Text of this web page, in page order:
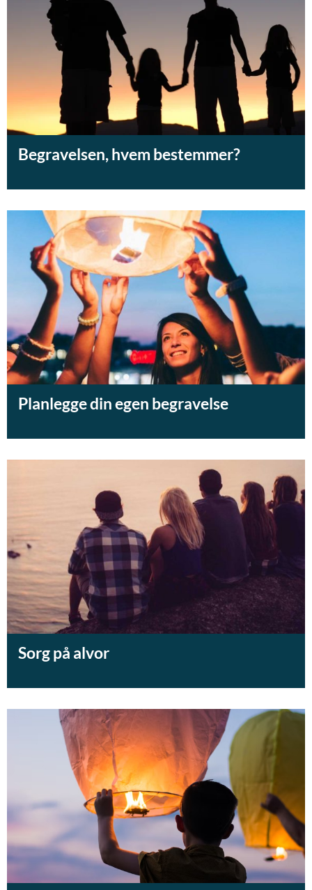
Begravelsen, hvem bestemmer?
Planlegge din egen begravelse
Sorg på alvor